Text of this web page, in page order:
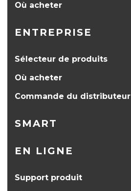
Où acheter
ENTREPRISE
Sélecteur de produits
Où acheter
Commande du distributeur
SMART
EN LIGNE
Support produit